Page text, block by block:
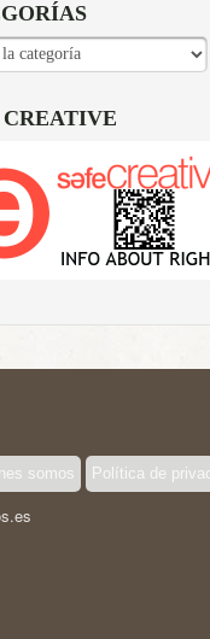
CREATIVE
somos Política de